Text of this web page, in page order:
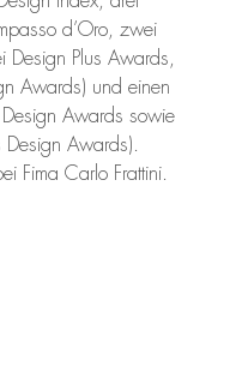
d’Oro, zwei
Plus Awards,
Awards) und einen
Awards sowie
Awards).
Fima Carlo Frattini.